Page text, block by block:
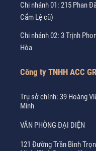
Chi nhánh 01: 215 Phan
Cẩm Lệ cũ)
Chi nhánh 02: 3 Trịnh
Hòa
Công ty TNHH ACC
Trụ sở chính: 39 Hoàng
Minh
VĂN PHÒNG ĐẠI DIỆN
121 Đường Trần Bình